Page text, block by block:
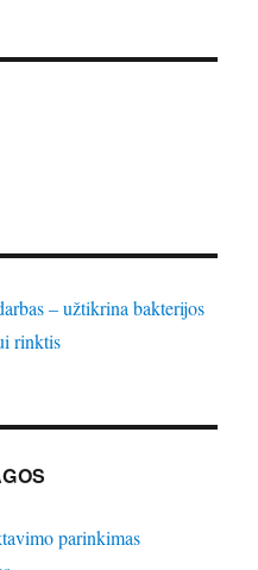
– užtikrina bakterijos
rinktis
parinkimas